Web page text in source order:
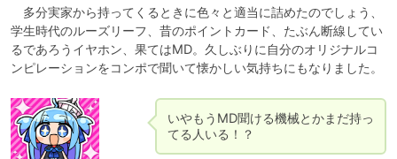
多分実家から持ってくるときに色々と適当に詰めたのでしょう、
学生時代のルーズリーフ、昔のポイントカード、たぶん断線してい
るであろうイヤホン、果てはMD。久しぶりに自分のオリジナルコ
いやもうMD聞ける機械とかまだ持っ